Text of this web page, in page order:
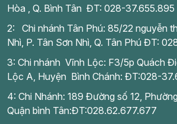
Hòa , Q. Bình Tân ĐT: 028-37.655.895
2: Chi nhánh Tân Phú: 85/22 nguyễn
Nhì, P. Tân Sơn Nhì, Q. Tân Phú ĐT:
3: Chi nhánh Vĩnh Lộc: F3/5p Quách
Lộc A, Huyện Bình Chánh: ĐT:028-
4: Chi Nhánh: 189 Đường số 12,
Quận bình Tân:ĐT:028.62.677.677